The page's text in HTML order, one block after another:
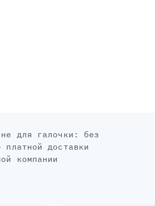
платной доставки
компании